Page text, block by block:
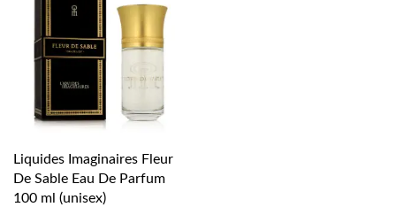
Liquides Imaginaires Fleur
De Sable Eau De Parfum
100 ml (unisex)